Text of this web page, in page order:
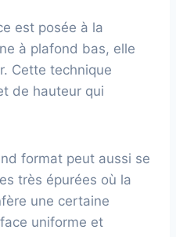
est posée à la
à plafond bas, elle
Cette technique
de hauteur qui
format peut aussi se
très épurées où la
une certaine
uniforme et